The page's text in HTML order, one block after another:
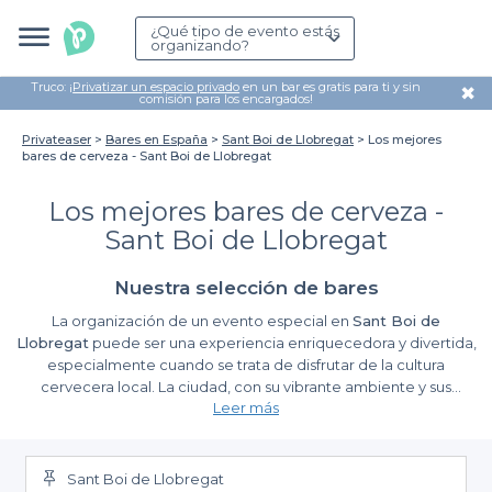
¿Qué tipo de evento estás
organizando?
Truco: ¡Privatizar un espacio privado en un bar es gratis para ti y sin
comisión para los encargados! ✖
Privateaser Bares en España Sant Boi de Llobregat
Los mejores
bares de cerveza - Sant Boi de Llobregat
Los mejores bares de cerveza -
Sant Boi de Llobregat
Nuestra selección de bares
La organización de un evento especial en Sant Boi de
Llobregat puede ser una experiencia enriquecedora y divertida,
especialmente cuando se trata de disfrutar de la cultura
cervecera local. La ciudad, con su vibrante ambiente y sus
encantadoras calles, ofrece una variedad de bares donde la
para celebrar con amigos, sino también para realizar eventos
corporativos y encuentros sociales.
La experiencia de reservar con Privateaser
UtilizandoPrivateaser, la planificación de tu evento en uno de
Leer más
Sant Boi de Llobregat